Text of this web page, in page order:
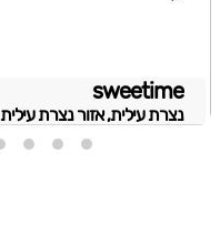
sweetime
נצרת עילית, אזור נצרת עילית